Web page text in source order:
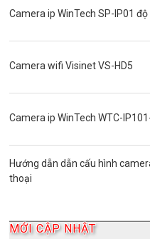
Đầu ghi camera ip
Giới thiệu
VR Camera
YooSee
AKwell
Camera ip WinTech SP-IP01
Camera wifi Visinet VS-HD5
Camera ip WinTech WTC-
Hướng dẫn dẫn cấu hình
thoại
MỚI CẬP NHẬT